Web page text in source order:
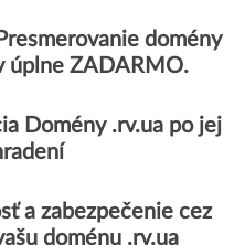
domény
úplne ZADARMO.
Domény .rv.ua po jej
a zabezpečenie cez
doménu .rv.ua